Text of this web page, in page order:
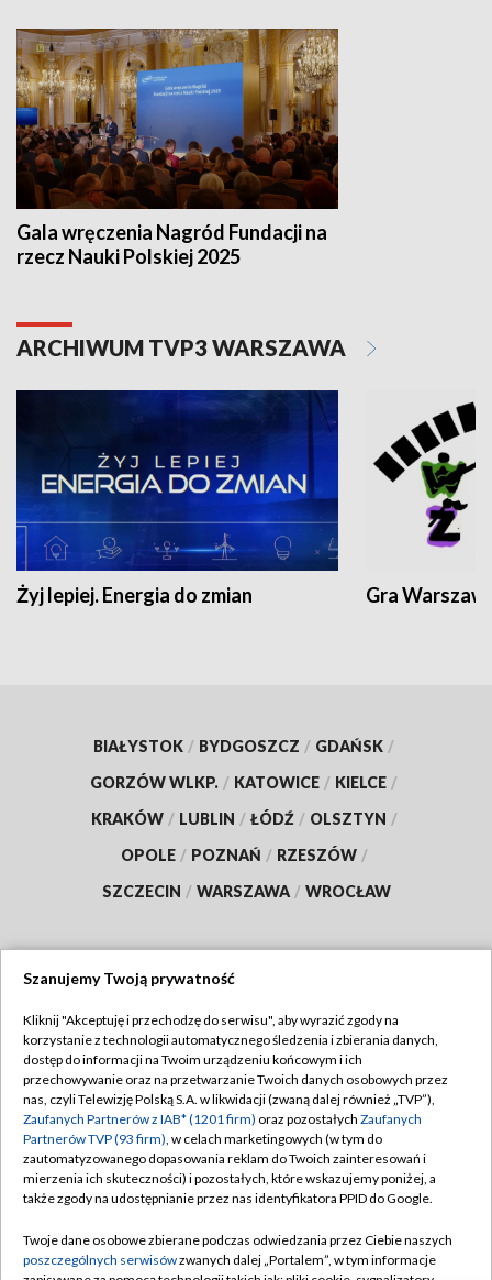
Gala wręczenia Nagród Fundacji na
rzecz Nauki Polskiej 2025
ARCHIWUM TVP3 WARSZAWA
Żyj lepiej. Energia do zmian Gra
BIAŁYSTOK / BYDGOSZCZ / GDAŃSK /
GORZÓW WLKP. / KATOWICE / KIELCE /
KRAKÓW / LUBLIN / ŁÓDŹ / OLSZTYN /
OPOLE / POZNAŃ / RZESZÓW /
SZCZECIN / WARSZAWA / WROCŁAW
TVP
Abonament TVP
Emisja w TVP
Centrum informacji TVP
Naziemna Telewizja Cyfrowa
Rada Programowa
Regulamin TVP
Polityka prywatności
Moje zgody
Pomoc
Kontakt
Szanujemy Twoją prywatność
Kliknij "Akceptuję i przechodzę do serwisu", aby wyrazić zgody na
korzystanie z technologii automatycznego śledzenia i zbierania danych,
dostęp do informacji na Twoim urządzeniu końcowym i ich
przechowywanie oraz na przetwarzanie Twoich danych osobowych przez
nas, czyli Telewizję Polską S.A. w likwidacji (zwaną dalej również „TVP”),
Zaufanych Partnerów z IAB* (1201 firm) oraz pozostałych Zaufanych
Partnerów TVP (93 firm), w celach marketingowych (w tym do
zautomatyzowanego dopasowania reklam do Twoich zainteresowań i
mierzenia ich skuteczności) i pozostałych, które wskazujemy poniżej, a
także zgody na udostępnianie przez nas identyfikatora PPID do Google.
Twoje dane osobowe zbierane podczas odwiedzania przez Ciebie naszych
poszczególnych serwisówzwanych dalej „Portalem”, w tym informacje